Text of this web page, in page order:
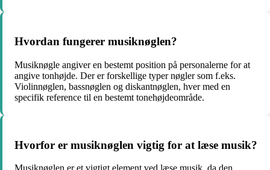
Hvordan fungerer musiknøglen?
Musiknøgle angiver en bestemt position på personalerne for at
angive tonhøjde. Der er forskellige typer nøgler som f.eks.
Violinnøglen, bassnøglen og diskantnøglen, hver med en
specifik reference til en bestemt tonehøjdeområde.
Hvorfor er musiknøglen vigtig for at læse musik?